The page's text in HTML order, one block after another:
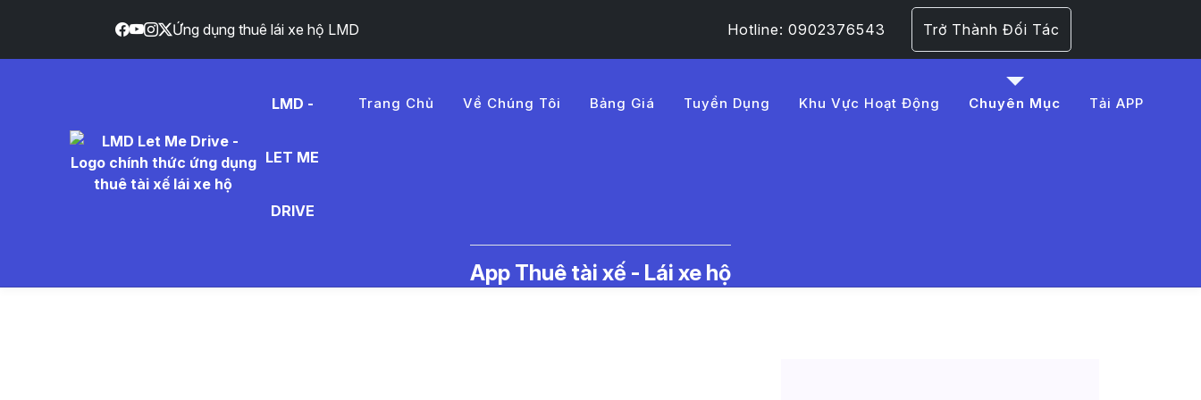
Ứng dụng thuê lái xe hộ LMD Hotline: 0902376543 Trở Thành Đối Tác
LMD -
LET ME
DRIVE
Trang Chủ Về Chúng Tôi Bảng Giá Tuyển Dụng Khu Vực Hoạt Động Chuyên Mục Tải APP
App Thuê tài xế - Lái xe hộ
xe%20b%C3%A1n%20t%E1%BA%A3i%202025
- Tin Tức Thuê Tài Xế Lái Xe Hộ | LMD - Trang 1​